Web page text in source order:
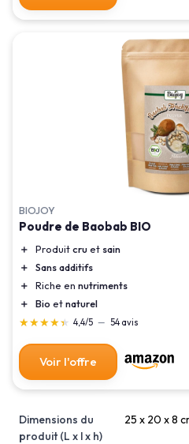
BIOJOY
Poudre de Baobab BIO
＋ Produitcruet sain
＋
Sans additifs
＋
Riche en nutriments
＋
Bio etnaturel
★★★★★
★★★★★ 4,4/5 — 54 avis
Voir l'offre
Dimensions du
produit (L x l x h)
‎25 x 20 x 8